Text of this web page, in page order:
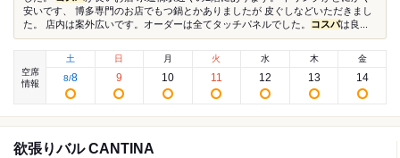
安いです、 博多専門のお店でもつ鍋とかありましたが 皮ぐしなどいただきまし
た。 店内は案外広いです。オーダーは全てタッチパネルでした。 コスパは良...
空席
情報
土
8/8
日
9
月
10
火
11
水
12
木
13
金
14
欲張りバル CANTINA